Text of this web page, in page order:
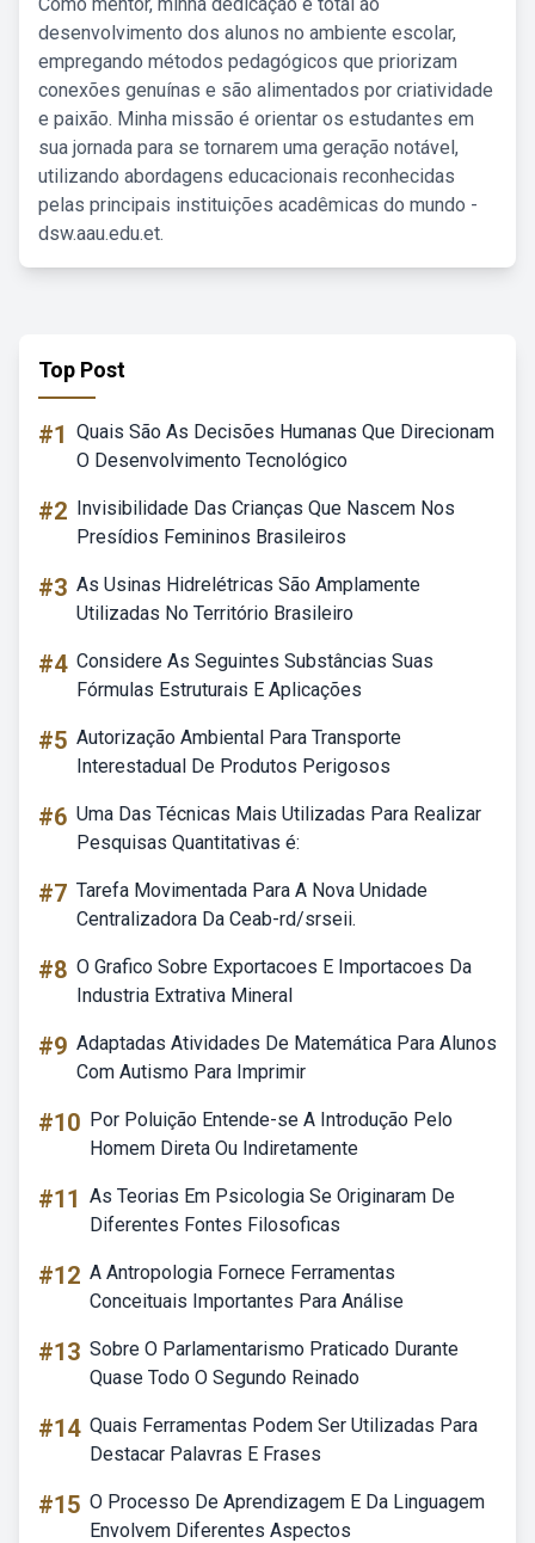
desenvolvimento dos alunos no ambiente escolar,
empregando métodos pedagógicos que priorizam
conexões genuínas e são alimentados por criatividade
e paixão. Minha missão é orientar os estudantes em
sua jornada para se tornarem uma geração notável,
utilizando abordagens educacionais reconhecidas
pelas principais instituições acadêmicas do mundo -
dsw.aau.edu.et.
Top Post
#1 Quais São As Decisões Humanas Que Direcionam
O Desenvolvimento Tecnológico
#2 Invisibilidade Das Crianças Que Nascem Nos
Presídios Femininos Brasileiros
#3 As Usinas Hidrelétricas São Amplamente
Utilizadas No Território Brasileiro
#4 Considere As Seguintes Substâncias Suas
Fórmulas Estruturais E Aplicações
#5 Autorização Ambiental Para Transporte
Interestadual De Produtos Perigosos
#6 Uma Das Técnicas Mais Utilizadas Para Realizar
Pesquisas Quantitativas é:
#7 Tarefa Movimentada Para A Nova Unidade
Centralizadora Da Ceab-rd/srseii.
#8 O Grafico Sobre Exportacoes E Importacoes Da
Industria Extrativa Mineral
#9 Adaptadas Atividades De Matemática Para Alunos
Com Autismo Para Imprimir
#10 Por Poluição Entende-se A Introdução Pelo
Homem Direta Ou Indiretamente
#11 As Teorias Em Psicologia Se Originaram De
Diferentes Fontes Filosoficas
#12 A Antropologia Fornece Ferramentas
Conceituais Importantes Para Análise
#13 Sobre O Parlamentarismo Praticado Durante
Quase Todo O Segundo Reinado
#14 Quais Ferramentas Podem Ser Utilizadas Para
Destacar Palavras E Frases
#15 O Processo De Aprendizagem E Da Linguagem
Envolvem Diferentes Aspectos